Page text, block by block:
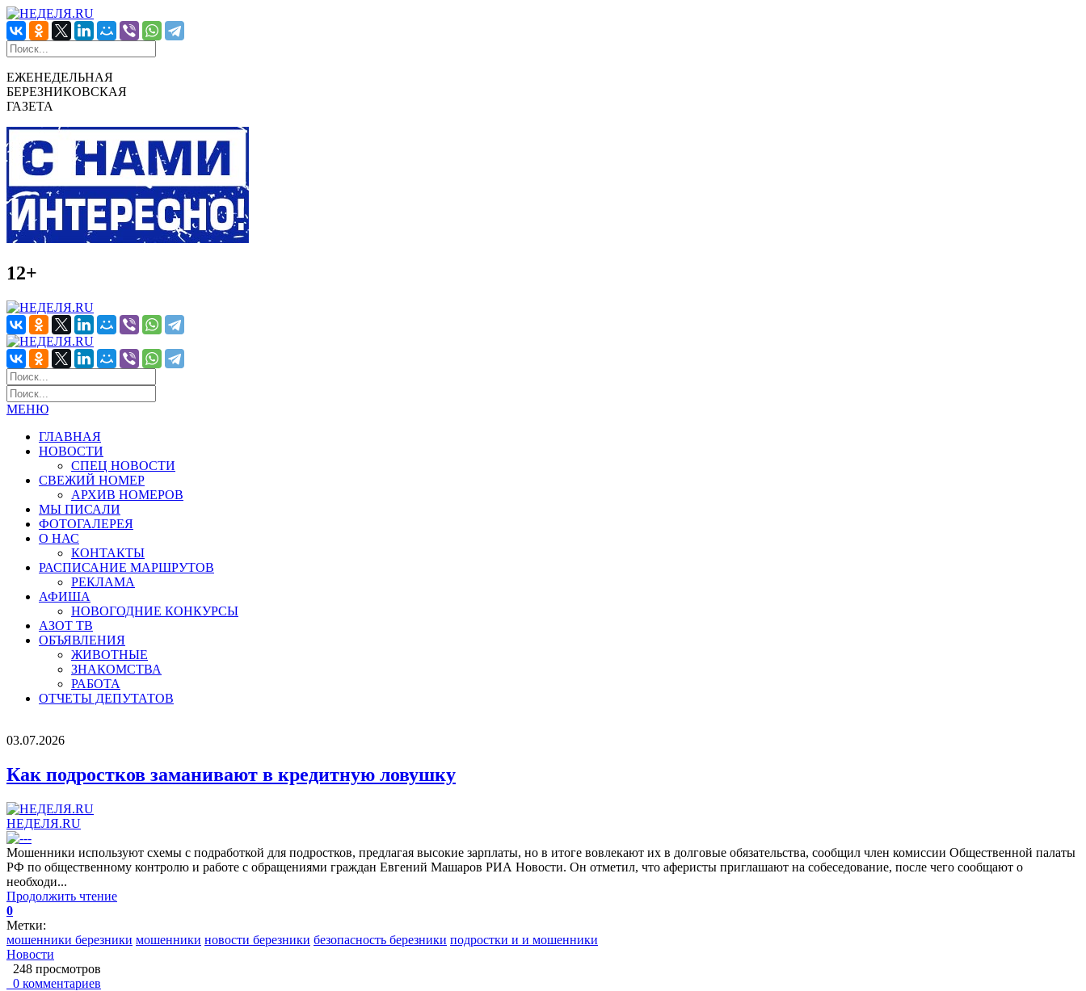
ЕЖЕНЕДЕЛЬНАЯ
БЕРЕЗНИКОВСКАЯ
ГАЗЕТА
12+
МЕНЮ
ГЛАВНАЯ
НОВОСТИ
СПЕЦ НОВОСТИ
СВЕЖИЙ НОМЕР
АРХИВ НОМЕРОВ
МЫ ПИСАЛИ
ФОТОГАЛЕРЕЯ
О НАС
КОНТАКТЫ
РАСПИСАНИЕ МАРШРУТОВ
РЕКЛАМА
АФИША
НОВОГОДНИЕ КОНКУРСЫ
АЗОТ ТВ
ОБЪЯВЛЕНИЯ
ЖИВОТНЫЕ
ЗНАКОМСТВА
РАБОТА
ОТЧЕТЫ ДЕПУТАТОВ
03.07.2026
Как подростков заманивают в кредитную ловушку
НЕДЕЛЯ.RU
Мошенники используют схемы с подработкой для подростков, предлагая высокие зарплаты, но в итоге вовлекают их в долговые обязательства, сообщил член комиссии Общественной палаты
РФ по общественному контролю и работе с обращениями граждан Евгений Машаров РИА Новости. Он отметил, что аферисты приглашают на собеседование, после чего сообщают о
необходи...
Продолжить чтение
0
Метки:
мошенники березники мошенники новости березники безопасность березники подростки и и мошенники
Новости
248 просмотров
0 комментариев